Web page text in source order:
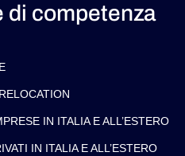
di competenza
IN ITALIA E ALL’ESTERO
IN ITALIA E ALL’ESTERO